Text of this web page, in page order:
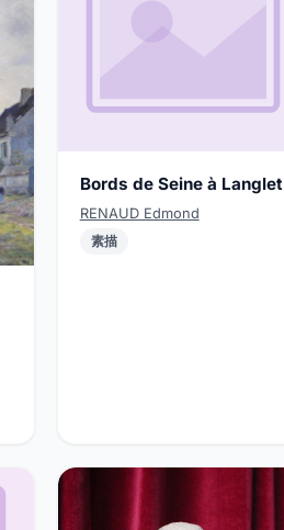
Bords de Seine à Langlet
RENAUD Edmond
素描